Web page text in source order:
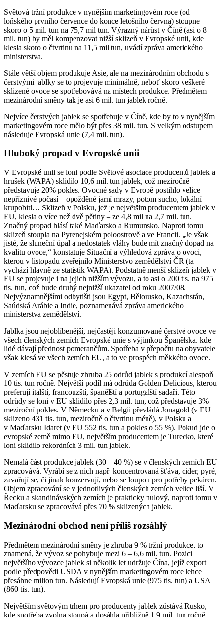
Světová tržní produkce v nynějším marketingovém roce (od
loňského prvního července do konce letošního června) stoupne
skoro o 5 mil. tun na 75,7 mil tun. Výrazný nárůst v Číně (asi o 8
mil. tun) by měl kompenzovat nižší sklizeň v Evropské unii, kde
klesla skoro o čtvrtinu na 11,5 mil tun, uvádí zpráva amerického
ministerstva.
Stále větší objem produkuje Asie, ale na mezinárodním obchodu s
čerstvými jablky se to projevuje minimálně, neboť skoro veškeré
sklizené ovoce se spotřebovává na místech produkce. Předmětem
mezinárodní směny tak je asi 6 mil. tun jablek ročně.
Nejvíce čerstvých jablek se spotřebuje v Číně, kde by to v nynějším
marketingovém roce mělo být přes 38 mil. tun. S velkým odstupem
následuje Evropská unie (7,4 mil. tun).
Hluboký propad v Evropské unii
V Evropské unii se loni podle Světové asociace producentů jablek a
hrušek (WAPA) sklidilo 10,6 mil. tun jablek, což meziročně
představuje 20% pokles. Ovocné sady v Evropě postihlo velice
nepříznivé počasí – opožděné jarní mrazy, potom sucho, lokální
krupobití… Sklizeň v Polsku, jež je největším producentem jablek v
EU, klesla o více než dvě pětiny – ze 4,8 mil na 2,7 mil. tun.
Značný propad hlásí také Maďarsko a Rumunsko. Naproti tomu
sklizeň stoupla na Pyrenejském poloostrově a ve Francii. „Je však
jisté, že sluneční úpal a nedostatek vláhy bude mít značný dopad na
kvalitu ovoce,“ konstatuje Situační a výhledová zpráva o ovoci,
kterou v listopadu zveřejnilo Ministerstvo zemědělství ČR (ta
vychází hlavně ze statistik WAPA). Podstatně menší sklizeň jablek v
EU se projevuje i na jejich nižším vývozu, a to asi o 200 tis. na 975
tis. tun, což bude druhý nejnižší ukazatel od roku 2007/08.
Nejvýznamnějšími odbytišti jsou Egypt, Bělorusko, Kazachstán,
Saúdská Arábie a Indie, poznamenává zpráva amerického
ministerstva zemědělství.
Jablka jsou nejoblíbenější, nejčastěji konzumované čerstvé ovoce ve
všech členských zemích Evropské unie s výjimkou Španělska, kde
lidé dávají přednost pomerančům. Spotřeba v přepočtu na obyvatele
však klesá ve všech zemích EU, a to ve prospěch měkkého ovoce.
V zemích EU se pěstuje zhruba 25 odrůd jablek s produkcí alespoň
10 tis. tun ročně. Největší podíl má odrůda Golden Delicious, kterou
preferují italští, francouzští, španělští a portugalští sadaři. Této
odrůdy se loni v EU sklidilo přes 2,3 mil. tun, což představuje 3%
meziroční pokles. V Německu a v Belgii převládá Jonagold (v EU
sklizeno 431 tis. tun, meziročně o čtvrtinu méně), v Polsku a
v Maďarsku Idaret (v EU 552 tis. tun a pokles o 55 %). Pokud jde o
evropské země mimo EU, největším producentem je Turecko, které
loni sklidilo rekordních 3 mil. tun jablek.
Nemalá část produkce jablek (30 – 40 %) se v členských zemích EU
zpracovává. Vyrábí se z nich např. koncentrovaná šťáva, cider, pyré,
zavařují se, či jinak konzervují, nebo se loupou pro potřeby pekáren.
Objem zpracování se v jednotlivých členských zemích velice liší. V
Řecku a skandinávských zemích je prakticky nulový, naproti tomu v
Maďarsku se zpracovává přes 70 % sklizených jablek.
Mezinárodní obchod není příliš rozsáhlý
Předmětem mezinárodní směny je zhruba 9 % tržní produkce, to
znamená, že vývoz se pohybuje mezi 6 – 6,6 mil. tun. Pozici
největšího vývozce jablek si několik let udržuje Čína, jejíž export
podle předpovědi USDA v nynějším marketingovém roce lehce
přesáhne milion tun. Následují Evropská unie (975 tis. tun) a USA
(860 tis. tun).
Největším světovým trhem pro producenty jablek zůstává Rusko,
kde spotřeba zvolna stoupá a dosáhla přibližně 1,9 mil. tun ročně.